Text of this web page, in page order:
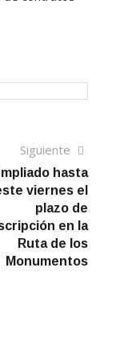
Siguiente
hasta
viernes el
plazo de
en la
Ruta de los
Monumentos